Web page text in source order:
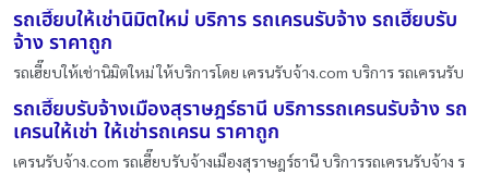
รถเฮี๊ยบให้เช่านิมิตใหม่ บริการ รถเครนรับจ้าง รถเฮี๊ยบรับ
จ้าง ราคาถูก
รถเฮี๊ยบให้เช่านิมิตใหม่ ให้บริการโดย เครนรับจ้าง.com บริการ รถเครนรับ
รถเฮี๊ยบรับจ้างเมืองสุราษฎร์ธานี บริการรถเครนรับจ้าง รถ
เครนให้เช่า ให้เช่ารถเครน ราคาถูก
เครนรับจ้าง.com รถเฮี๊ยบรับจ้างเมืองสุราษฎร์ธานี บริการรถเครนรับจ้าง ร